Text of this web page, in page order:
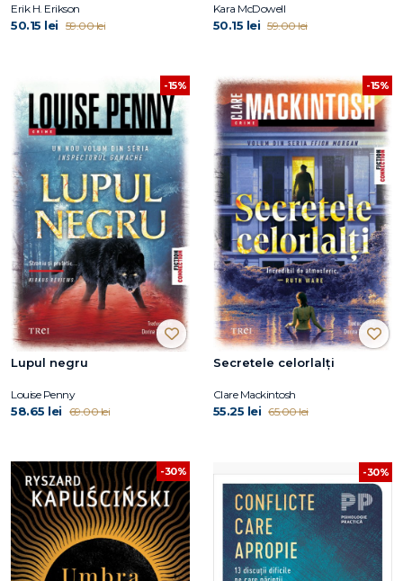
Erik H. Erikson
50.15 lei 59.00 lei
Kara McDowell
50.15 lei 59.00 lei
-15%
Lupul negru
Louise Penny
58.65 lei 69.00 lei
-15%
Secretele celorlalți
Clare Mackintosh
55.25 lei 65.00 lei
-30% -30%